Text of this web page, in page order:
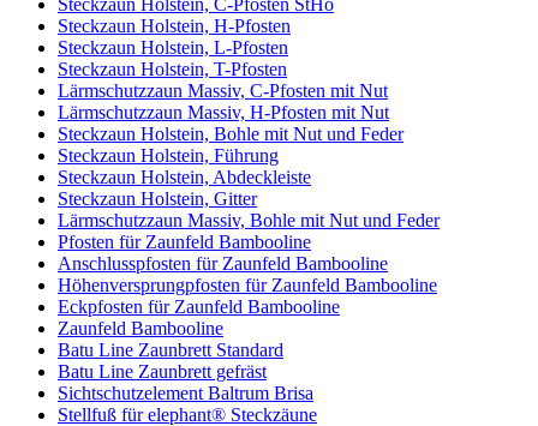
Steckzaun Holstein, C-Pfosten StHo
Steckzaun Holstein, H-Pfosten
Steckzaun Holstein, L-Pfosten
Steckzaun Holstein, T-Pfosten
Lärmschutzzaun Massiv, C-Pfosten mit Nut
Lärmschutzzaun Massiv, H-Pfosten mit Nut
Steckzaun Holstein, Bohle mit Nut und Feder
Steckzaun Holstein, Führung
Steckzaun Holstein, Abdeckleiste
Steckzaun Holstein, Gitter
Lärmschutzzaun Massiv, Bohle mit Nut und Feder
Pfosten für Zaunfeld Bambooline
Anschlusspfosten für Zaunfeld Bambooline
Höhenversprungpfosten für Zaunfeld Bambooline
Eckpfosten für Zaunfeld Bambooline
Zaunfeld Bambooline
Batu Line Zaunbrett Standard
Batu Line Zaunbrett gefräst
Sichtschutzelement Baltrum Brisa
Stellfuß für elephant® Steckzäune